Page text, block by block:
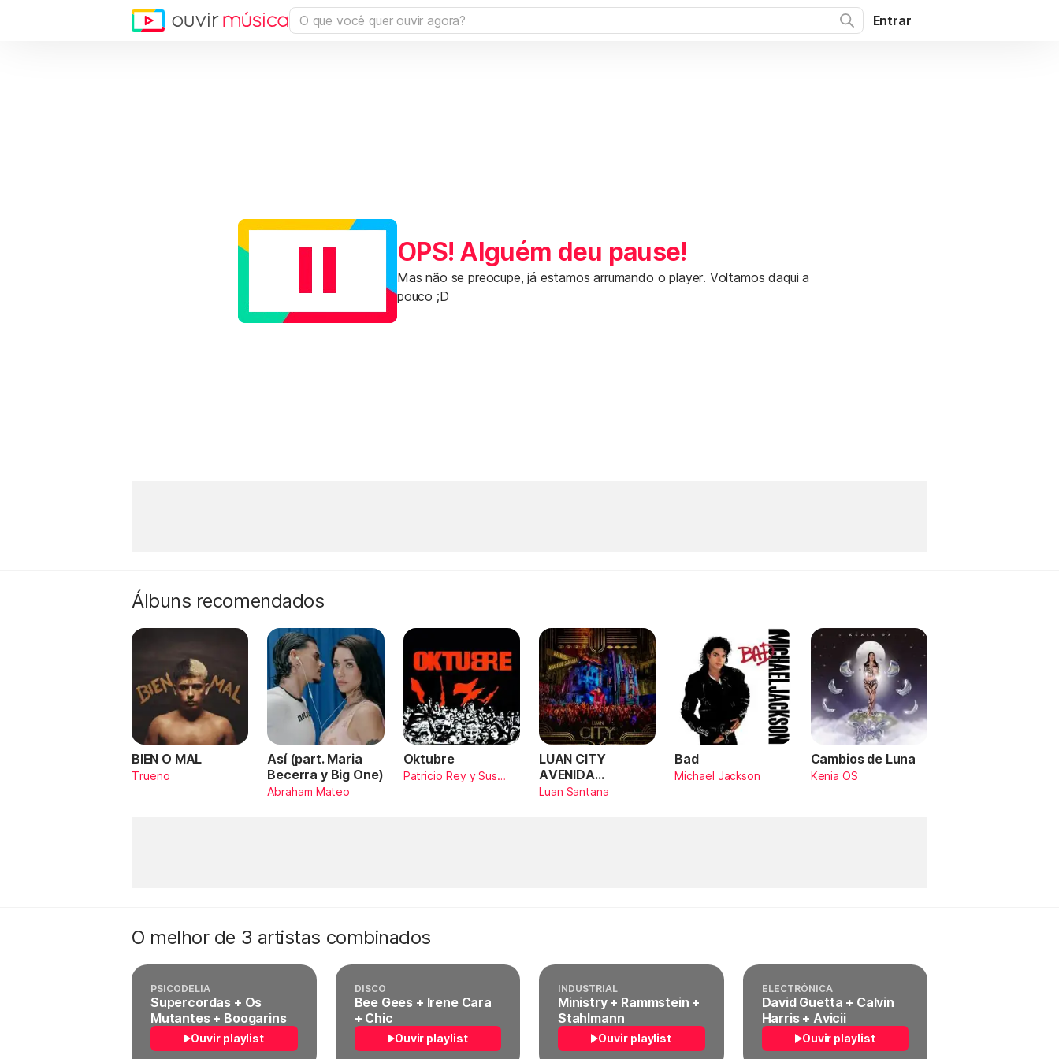
Entrar
OPS! Alguém deu pause!
Mas não se preocupe, já estamos arrumando o player. Voltamos daqui a
pouco ;D
Álbuns recomendados
BIEN O MAL
Trueno
Así (part. Maria
Becerra y Big One)
Abraham Mateo
Oktubre
Patricio Rey y Sus
LUAN CITY
AVENIDA
AMARILDO
Luan Santana
Bad
Michael Jackson
Cambios de Luna
Kenia OS
O melhor de 3 artistas combinados
PSICODELIA
Supercordas + Os
Mutantes + Boogarins
Ouvir playlist
DISCO
Bee Gees + Irene Cara
+ Chic
Ouvir playlist
INDUSTRIAL
Ministry + Rammstein +
Stahlmann
Ouvir playlist
ELECTRÓNICA
David Guetta + Calvin
Harris + Avicii
Ouvir playlist